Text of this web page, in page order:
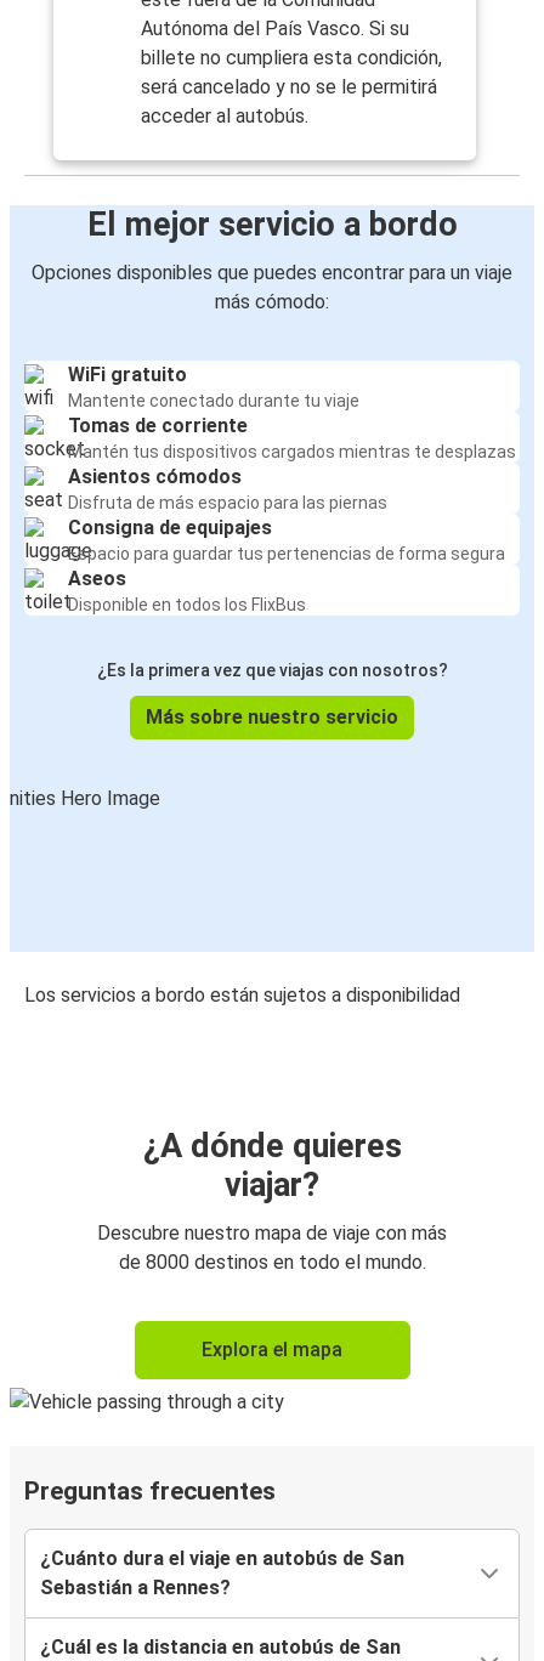
Autónoma del País Vasco. Si su
billete no cumpliera esta condición,
será cancelado y no se le permitirá
acceder al autobús.
El mejor servicio a bordo
Opciones disponibles que puedes encontrar para un viaje
más cómodo:
WiFi gratuito
Mantente conectado durante tu viaje
Tomas de corriente
Mantén tus dispositivos cargados mientras te desplazas
Asientos cómodos
Disfruta de más espacio para las piernas
Consigna de equipajes
Espacio para guardar tus pertenencias de forma segura
Aseos
Disponible en todos los FlixBus
¿Es la primera vez que viajas con nosotros?
Más sobre nuestro servicio
Los servicios a bordo están sujetos a disponibilidad
¿A dónde quieres
viajar?
Descubre nuestro mapa de viaje con más
de 8000 destinos en todo el mundo.
Explora el mapa
Preguntas frecuentes
¿Cuánto dura el viaje en autobús de San
Sebastián a Rennes?
¿Cuál es la distancia en autobús de San